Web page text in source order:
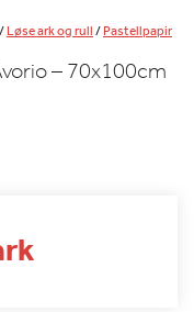
/Løse ark og rull/Pastellpapir
– 70x100cm